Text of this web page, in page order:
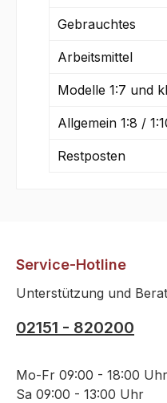
Gebrauchtes
Arbeitsmittel
Modelle 1:7 und
Allgemein 1:8 /
Restposten
Service-Hotline
Unterstützung und
02151 - 820200
Mo-Fr 09:00 - 18:00
Sa 09:00 - 13:00 Uhr